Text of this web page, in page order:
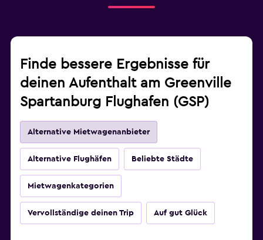
Finde bessere Ergebnisse für
deinen Aufenthalt am Greenville
Spartanburg Flughafen (GSP)
Alternative Mietwagenanbieter
Alternative Flughäfen Beliebte Städte
Mietwagenkategorien
Vervollständige deinen Trip Auf gut Glück